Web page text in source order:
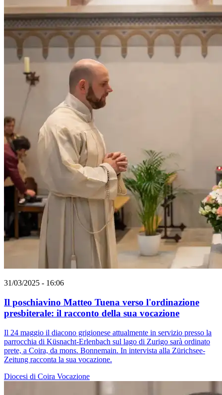
31/03/2025 - 16:06
Il poschiavino Matteo Tuena verso l'ordinazione
presbiterale: il racconto della sua vocazione
Il 24 maggio il diacono grigionese attualmente in servizio presso la
parrocchia di Küsnacht-Erlenbach sul lago di Zurigo sarà ordinato
prete, a Coira, da mons. Bonnemain. In intervista alla Zürichsee-
Zeitung racconta la sua vocazione.
Diocesi di Coira Vocazione